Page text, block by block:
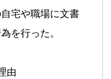
宅や職場に文書
を行った。
由